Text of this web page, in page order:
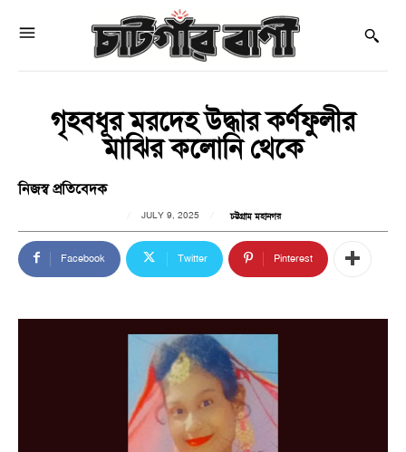
গৃহবধূর মরদেহ উদ্ধার কর্ণফুলীর
মাঝির কলোনি থেকে
নিজস্ব প্রতিবেদক
JULY 9, 2025 চট্টগ্রাম মহানগর
Facebook Twitter Pinterest